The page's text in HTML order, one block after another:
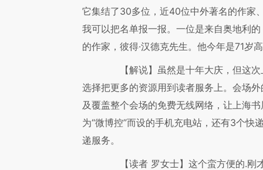
它集结了30多位，近40位中外著名的作家
我可以把名单报一报。一位是来自奥地利
的作家，彼得·汉德克先生。他今年是71岁
【解说】 虽然是十年大庆，但这
选择把更多的资源用到读者服务上。会场
及覆盖整个会场的免费无线网络，让上海
为“微博控”而设的手机充电站，还有3个快
递服务。
【读者 罗女士】 这个蛮方便的.刚